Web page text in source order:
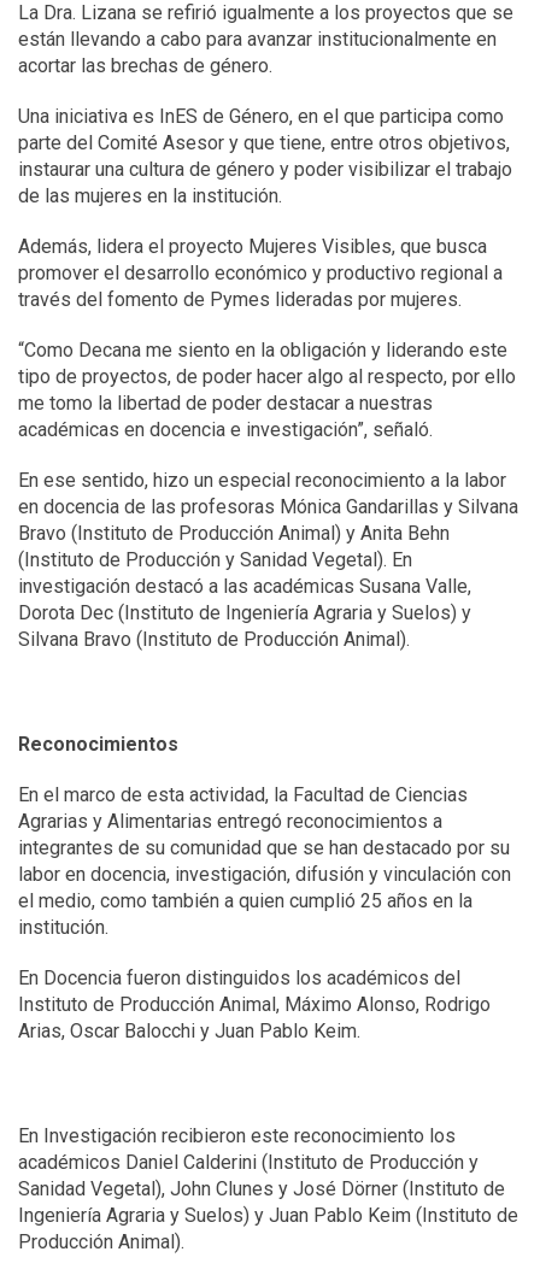
La Dra. Lizana se refirió igualmente a los proyectos que se
están llevando a cabo para avanzar institucionalmente en
acortar las brechas de género.
Una iniciativa es InES de Género, en el que participa como
parte del Comité Asesor y que tiene, entre otros objetivos,
instaurar una cultura de género y poder visibilizar el trabajo
de las mujeres en la institución.
Además, lidera el proyecto Mujeres Visibles, que busca
promover el desarrollo económico y productivo regional a
través del fomento de Pymes lideradas por mujeres.
“Como Decana me siento en la obligación y liderando este
tipo de proyectos, de poder hacer algo al respecto, por ello
me tomo la libertad de poder destacar a nuestras
académicas en docencia e investigación”, señaló.
En ese sentido, hizo un especial reconocimiento a la labor
en docencia de las profesoras Mónica Gandarillas y Silvana
Bravo (Instituto de Producción Animal) y Anita Behn
(Instituto de Producción y Sanidad Vegetal). En
investigación destacó a las académicas Susana Valle,
Dorota Dec (Instituto de Ingeniería Agraria y Suelos) y
Silvana Bravo (Instituto de Producción Animal).
Reconocimientos
En el marco de esta actividad, la Facultad de Ciencias
Agrarias y Alimentarias entregó reconocimientos a
integrantes de su comunidad que se han destacado por su
labor en docencia, investigación, difusión y vinculación con
el medio, como también a quien cumplió 25 años en la
institución.
En Docencia fueron distinguidos los académicos del
Instituto de Producción Animal, Máximo Alonso, Rodrigo
Arias, Oscar Balocchi y Juan Pablo Keim.
En Investigación recibieron este reconocimiento los
académicos Daniel Calderini (Instituto de Producción y
Sanidad Vegetal), John Clunes y José Dörner (Instituto de
Ingeniería Agraria y Suelos) y Juan Pablo Keim (Instituto de
Producción Animal).